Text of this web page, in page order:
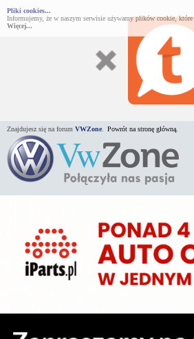
Pliki cookies...
Informujemy, że w naszym serwisie używamy plików cookie,
Więcej...
Znajdujesz się na forum VWZone Powrót na stronę główną.